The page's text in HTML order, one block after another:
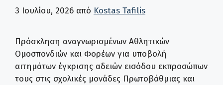
3 Ιουλίου, 2026 από Kostas Tafilis
Πρόσκληση αναγνωρισμένων Αθλητικών
Ομοσπονδιών και Φορέων για υποβολή
αιτημάτων έγκρισης αδειών εισόδου εκπροσώπων
τους στις σχολικές μονάδες Πρωτοβάθμιας και